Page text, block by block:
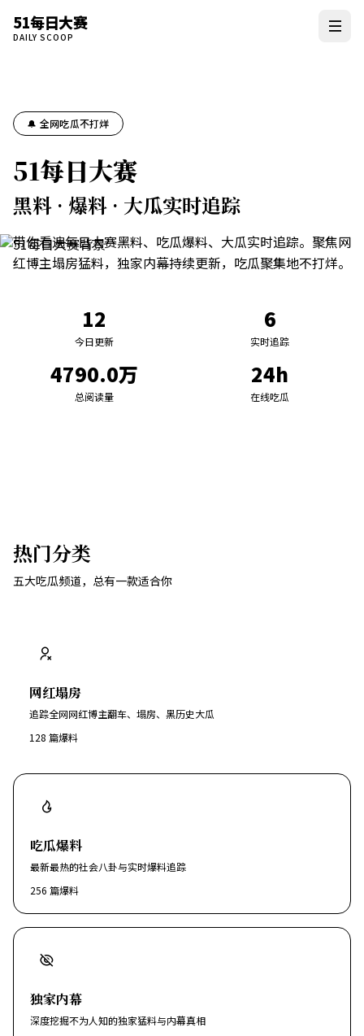
51每日大赛
DAILY SCOOP
🔔 全网吃瓜不打烊
51每日大赛
黑料 · 爆料 · 大瓜实时追踪
带你看遍每日大赛黑料、吃瓜爆料、大瓜实时追踪。聚焦网
红博主塌房猛料，独家内幕持续更新，吃瓜聚集地不打烊。
12
今日更新
6
实时追踪
4790.0万
总阅读量
24h
在线吃瓜
热门分类
五大吃瓜频道，总有一款适合你
网红塌房
追踪全网网红博主翻车、塌房、黑历史大瓜
128 篇爆料
吃瓜爆料
最新最热的社会八卦与实时爆料追踪
256 篇爆料
独家内幕
深度挖掘不为人知的独家猛料与内幕真相